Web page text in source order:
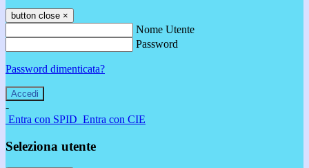
button close ×
Nome Utente
Password
Password dimenticata?
-
Entra con SPID Entra con CIE
Seleziona utente